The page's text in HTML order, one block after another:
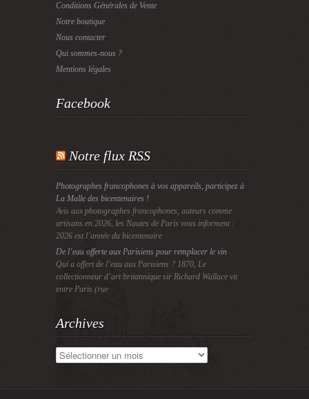
Conditions Générales de Vente
Notre boutique
Nous contacter
Qui sommes-nous ?
Mentions légales
Facebook
Notre flux RSS
Photographes francophones à vos appareils, participez à
La Malle des bicentenaires !
Avis aux photographes francophones, auteurs comme
artisans en 2026, les Nautes de Paris vous informent :
2026 est l’année du bicentenaire
De l’eau offerte aux Parisiens pour remplacer le vin
Qui a offert de l’eau aux Parisiens ? 1870, Le
collectionneur d’art britannique sir Richard Wallace vit
entre Paris (rue
Archives
Archives